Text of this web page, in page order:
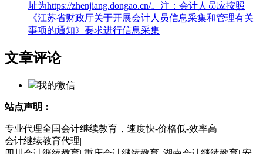
址为https://zhenjiang.dongao.cn/。注：会计人员应按照
《江苏省财政厅关于开展会计人员信息采集和管理有关
事项的通知》要求进行信息采集
文章评论
我的微信
站点声明：
专业代理全国会计继续教育，速度快-价格低-效率高
会计继续教育代理|